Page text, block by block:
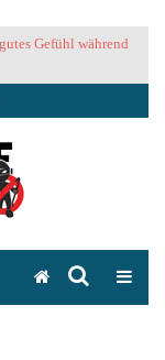
Gefühl während